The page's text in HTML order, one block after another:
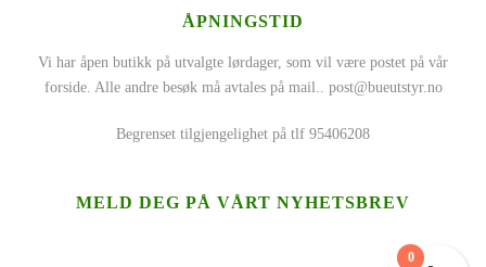
ÅPNINGSTID
Vi har åpen butikk på utvalgte lørdager, som vil være postet på vår
forside. Alle andre besøk må avtales på mail.. post@bueutstyr.no
Begrenset tilgjengelighet på tlf 95406208
MELD DEG PÅ VÅRT NYHETSBREV
0